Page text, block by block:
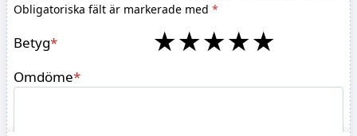
Obligatoriska fält är markerade med *
Betyg* ★★★★★
Omdöme*